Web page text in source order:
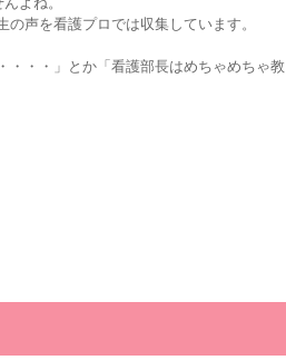
声を看護プロでは収集しています。
・・・」とか「看護部長はめちゃめちゃ教